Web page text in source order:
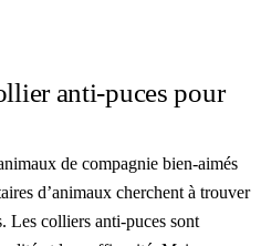
anti-puces pour
de compagnie bien-aimés
d’animaux cherchent à trouver
Les colliers anti-puces sont